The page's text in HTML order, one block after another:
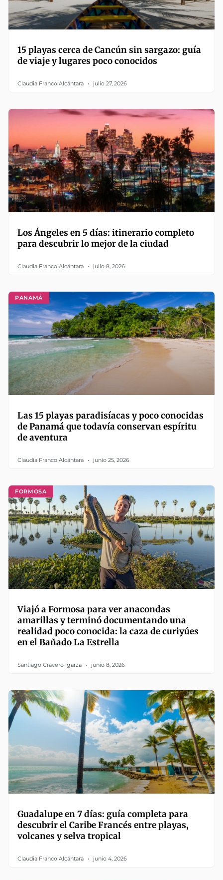
15 playas cerca de Cancún sin sargazo: guía
de viaje y lugares poco conocidos
Claudia Franco Alcántara julio 27, 2026
Los Ángeles en 5 días: itinerario completo
para descubrir lo mejor de la ciudad
Claudia Franco Alcántara julio 8, 2026
PANAMÁ
Las 15 playas paradisíacas y poco conocidas
de Panamá que todavía conservan espíritu
de aventura
Claudia Franco Alcántara junio 25, 2026
FORMOSA
Viajó a Formosa para ver anacondas
amarillas y terminó documentando una
realidad poco conocida: la caza de curiyúes
en el Bañado La Estrella
Santiago Cravero Igarza junio 8, 2026
Guadalupe en 7 días: guía completa para
descubrir el Caribe Francés entre playas,
volcanes y selva tropical
Claudia Franco Alcántara junio 4, 2026